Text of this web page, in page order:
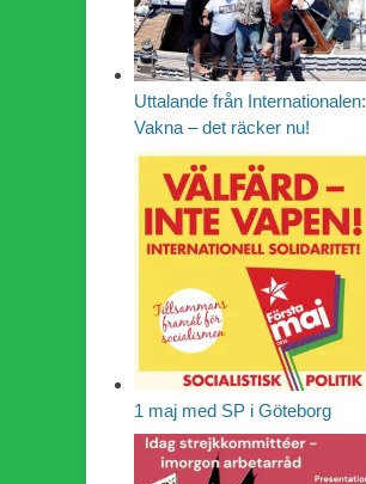
Uttalande från Internationalen:
Vakna – det räcker nu!
1 maj med SP i Göteborg